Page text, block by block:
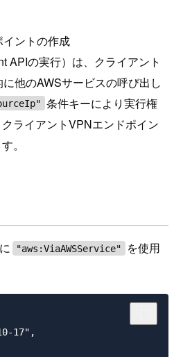
ントの作成
APIの実行）は、クライアント
他のAWSサービスの呼び出し
条件キーにより実行権
ライアントVPNエンドポイン
。
"aws:ViaAWSService"
を使用
17",